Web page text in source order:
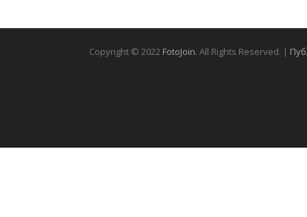
Copyright © 2022 FotoJoin. All Rights Reserved. |